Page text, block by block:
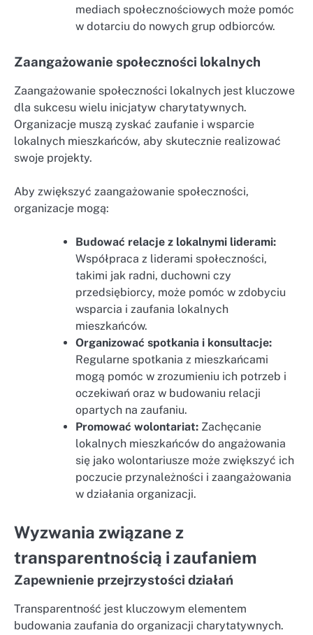
mediach społecznościowych może pomóc
w dotarciu do nowych grup odbiorców.
Zaangażowanie społeczności lokalnych
Zaangażowanie społeczności lokalnych jest kluczowe
dla sukcesu wielu inicjatyw charytatywnych.
Organizacje muszą zyskać zaufanie i wsparcie
lokalnych mieszkańców, aby skutecznie realizować
swoje projekty.
Aby zwiększyć zaangażowanie społeczności,
organizacje mogą:
Budować relacje z lokalnymi liderami:
Współpraca z liderami społeczności,
takimi jak radni, duchowni czy
przedsiębiorcy, może pomóc w zdobyciu
wsparcia i zaufania lokalnych
mieszkańców.
Organizować spotkania i konsultacje:
Regularne spotkania z mieszkańcami
mogą pomóc w zrozumieniu ich potrzeb i
oczekiwań oraz w budowaniu relacji
opartych na zaufaniu.
Promować wolontariat: Zachęcanie
lokalnych mieszkańców do angażowania
się jako wolontariusze może zwiększyć ich
poczucie przynależności i zaangażowania
w działania organizacji.
Wyzwania związane z
transparentnością i zaufaniem
Zapewnienie przejrzystości działań
Transparentność jest kluczowym elementem
budowania zaufania do organizacji charytatywnych.